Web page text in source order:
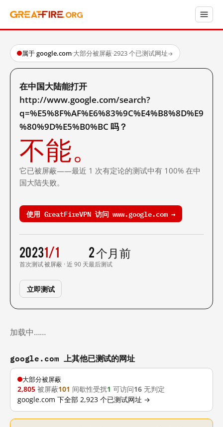
属于 google.com·大部分被屏蔽·2923 个已测试网址→
在中国大陆能打开
http://www.google.com/search?
q=%E5%8F%AF%E6%83%9C%E4%B8%8D%E9
%80%9D%E5%B0%BC 吗？
不能。
它已被屏蔽——最近 1 次有定论的测试中有 100% 在中
国大陆失败。
使用 GreatFireVPN 访问 www.google.com →
2023
首次测试
1/1
被屏蔽 · 近 90 天
2 个月前
最后测试
立即测试
加载中……
google.com 上其他已测试的网址
大部分被屏蔽
2,805 被屏蔽101 间歇性受扰1 可访问16 无判定
google.com 下全部 2,923 个已测试网址 →